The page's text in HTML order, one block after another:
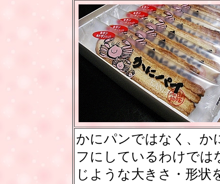
かにパンではなく、か
フにしているわけでは
じような大きさ・形状